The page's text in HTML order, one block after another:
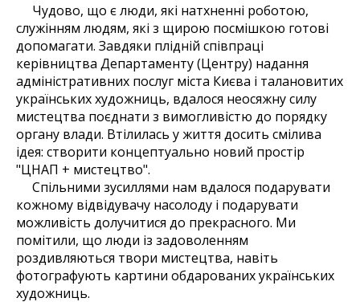
Чудово, що є люди, які натхненні роботою,
служінням людям, які з щирою посмішкою готові
допомагати. Завдяки плідній співпраці
керівництва Департаменту (Центру) надання
адміністративних послуг міста Києва і талановитих
українських художниць, вдалося неосяжну силу
мистецтва поєднати з вимогливістю до порядку
органу влади. Втілилась у життя досить смілива
ідея: створити концептуально новий простір
"ЦНАП + мистецтво".
Спільними зусиллями нам вдалося подарувати
кожному відвідувачу насолоду і подарувати
можливість долучитися до прекрасного. Ми
помітили, що люди із задоволенням
роздивляються твори мистецтва, навіть
фотографують картини обдарованих українських
художниць.